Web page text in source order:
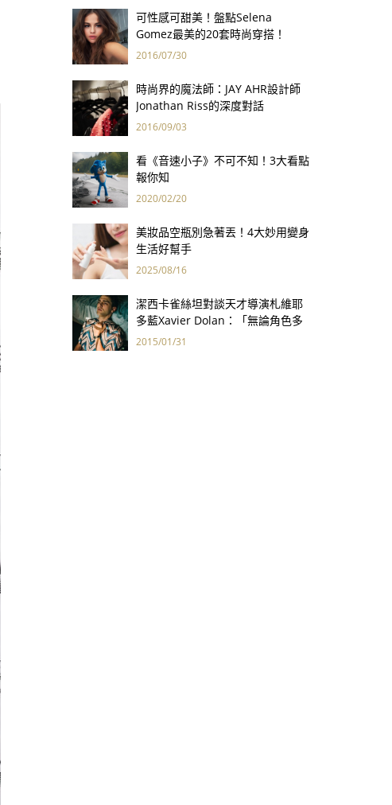
可性感可甜美！盤點Selena
Gomez最美的20套時尚穿搭！
2016/07/30
時尚界的魔法師：JAY AHR設計師
Jonathan Riss的深度對話
2016/09/03
看《音速小子》不可不知！3大看點
報你知
2020/02/20
美妝品空瓶別急著丟！4大妙用變身
生活好幫手
2025/08/16
潔西卡雀絲坦對談天才導演札維耶
多藍Xavier Dolan：「無論角色多
麼邊緣化，對我來說，當他們開
2015/01/31